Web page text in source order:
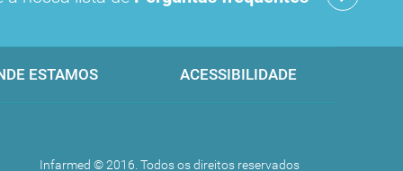
ESTAMOS ACESSIBILIDADE
Infarmed © 2016. Todos os direitos reservados